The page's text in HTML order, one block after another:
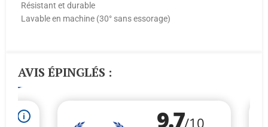
Résistant et durable
Lavable en machine (30° sans essorage)
AVIS ÉPINGLÉS :